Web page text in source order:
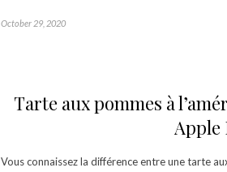
October 29, 2020
Tarte aux pommes à
Apple
Vous connaissez la différence entre une tarte